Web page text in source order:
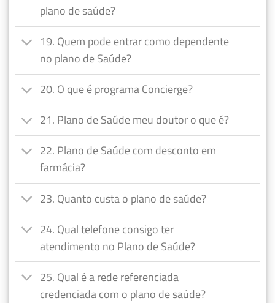
plano de saúde?
19. Quem pode entrar como dependente
no plano de Saúde?
20. O que é programa Concierge?
21. Plano de Saúde meu doutor o que é?
22. Plano de Saúde com desconto em
farmácia?
23. Quanto custa o plano de saúde?
24. Qual telefone consigo ter
atendimento no Plano de Saúde?
25. Qual é a rede referenciada
credenciada com o plano de saúde?